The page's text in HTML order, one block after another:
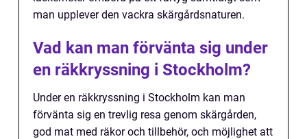
man upplever den vackra skärgårdsnaturen.
Vad kan man förvänta sig under
en räkkryssning i Stockholm?
Under en räkkryssning i Stockholm kan man
förvänta sig en trevlig resa genom skärgården,
god mat med räkor och tillbehör, och möjlighet att